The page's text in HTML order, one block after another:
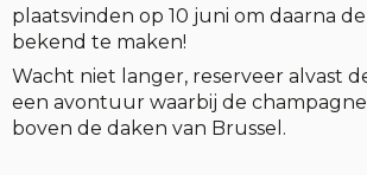
plaatsvinden op 10 juni om daarna
bekend te maken!
Wacht niet langer, reserveer alvast
een avontuur waarbij de
boven de daken van Brussel.